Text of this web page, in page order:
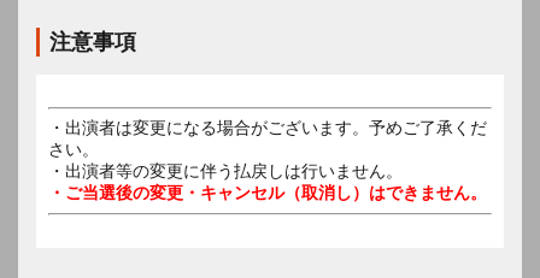
注意事項
・出演者は変更になる場合がございます。予めご了承くだ
さい。
・出演者等の変更に伴う払戻しは行いません。
・ご当選後の変更・キャンセル（取消し）はできません。